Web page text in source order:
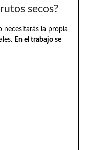
secos?
necesitarás la propia
En el trabajo se